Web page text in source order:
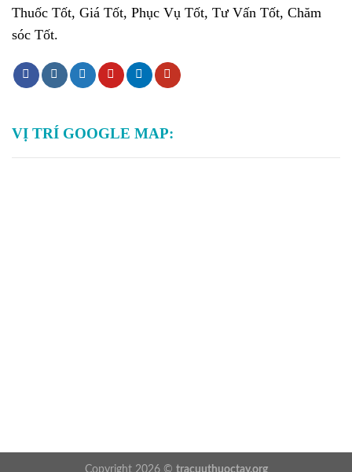
Thuốc Tốt, Giá Tốt, Phục Vụ Tốt, Tư Vấn Tốt, Chăm
sóc Tốt.
VỊ TRÍ GOOGLE MAP:
Copyright 2026 © tracuuthuoctay.org